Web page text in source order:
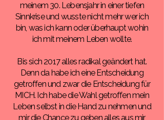
meinem 30. Lebensjahr in einer tiefen
Sinnkrise und wusste nicht mehr wer ich
bin, was ich kann oder überhaupt wohin
ich mit meinem Leben wollte.
Bis sich 2017 alles radikal geändert hat.
Denn da habe ich eine Entscheidung
getroffen und zwar die Entscheidung für
MICH. Ich habe die Wahl getroffen mein
Leben selbst in die Hand zu nehmen und
mir die Chance zu geben alles aus mir